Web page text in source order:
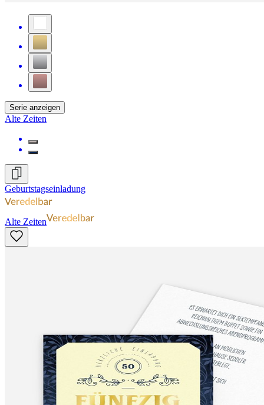
Serie anzeigen
Alte Zeiten
Geburtstagseinladung
Alte Zeiten